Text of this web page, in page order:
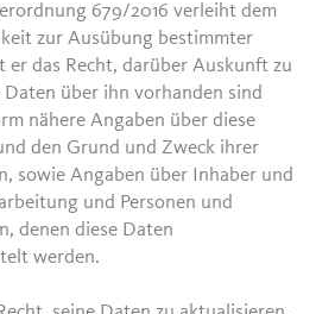
679/2016 verleiht dem
zur Ausübung bestimmter
er das Recht, darüber Auskunft zu
über ihn vorhanden sind
nähere Angaben über diese
den Grund und Zweck ihrer
sowie Angaben über Inhaber und
und Personen und
denen diese Daten
werden.